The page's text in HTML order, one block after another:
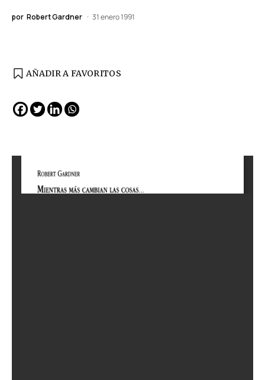
por Robert Gardner 31 enero 1991
AÑADIR A FAVORITOS